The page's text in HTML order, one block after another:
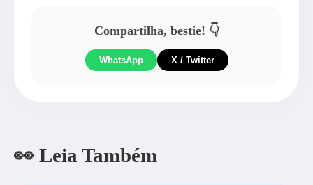
Compartilha, bestie! 👇
WhatsApp X / Twitter
👀 Leia Também